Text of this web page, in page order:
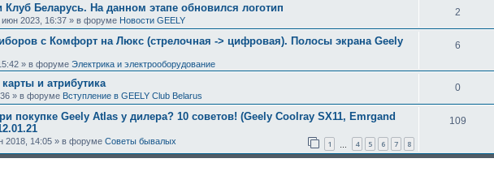
Беларусь. На данном этапе обновился логотип
июн 2023, 16:37 » в форуме Новости GEELY
2
с Комфорт на Люкс (стрелочная -> цифровая). Полосы экрана Geely
» в форуме Электрика и электрооборудование
6
и атрибутика
» в форуме Вступление в GEELY Club Belarus
0
покупке Geely Atlas у дилера? 10 советов! (Geely Coolray SX11, Emrgand
2018, 14:05 » в форуме Советы бывалых 1 4 5 6 7 8
109